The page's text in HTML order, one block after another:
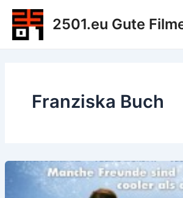
Zum
Inhalt
springen
2501.eu Gute
Franziska Buch